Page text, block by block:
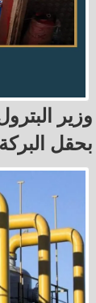
وزير
بحقل